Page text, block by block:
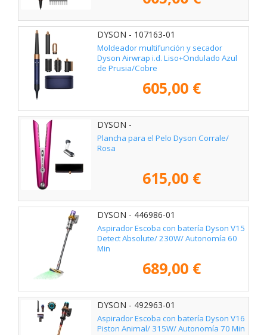
DYSON - 107163-01
Moldeador multifunción y secador
Dyson Airwrap i.d. Liso+Ondulado Azul
de Prusia/Cobre
605,00 €
DYSON -
Plancha para el Pelo Dyson Corrale/
Rosa
615,00 €
DYSON - 446986-01
Aspirador Escoba con batería Dyson V15
Detect Absolute/ 230W/ Autonomía 60
Min
689,00 €
DYSON - 492963-01
Aspirador Escoba con batería Dyson V16
Piston Animal/ 315W/ Autonomía 70 Min